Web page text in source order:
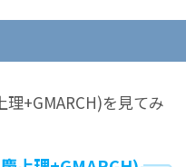
+GMARCH)を見てみ